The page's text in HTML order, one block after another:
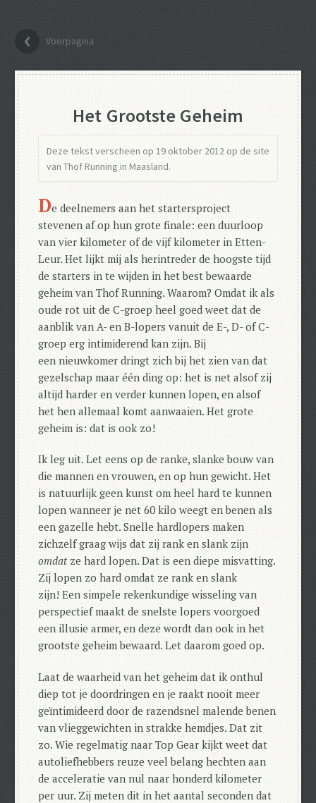
Voorpagina
Het Grootste Geheim
Deze tekst verscheen op 19 oktober 2012 op de site
van Thof Running in Maasland.
De deelnemers aan het startersproject
stevenen af op hun grote finale: een duurloop
van vier kilometer of de vijf kilometer in Etten-
Leur.Het lijkt mij als herintreder de hoogste tijd
de starters in te wijden in het best bewaarde
geheim van Thof Running.Waarom? Omdat ik als
oude rot uit de C-groep heel goed weet dat de
aanblik van A- en B-lopers vanuit de E-, D- of C-
groep erg intimiderend kan zijn. Bij
een nieuwkomer dringt zich bij het zien van dat
gezelschap maar één ding op: het is net alsof zij
altijd harder en verder kunnen lopen, en alsof
het hen allemaal komt aanwaaien.Het grote
geheim is: dat is ook zo!
Ik leg uit. Let eens op de ranke, slanke bouw van
die mannen en vrouwen, en op hun gewicht. Het
is natuurlijk geen kunst om heel hard te kunnen
lopen wanneer je net 60 kilo weegt en benen als
een gazelle hebt. Snelle hardlopers maken
zichzelf graag wijs dat zij rank en slank zijn
omdatze hard lopen. Dat is een diepe misvatting.
Zij lopen zo hard omdat ze rank en slank
zijn! Een simpele rekenkundige wisseling van
perspectief maakt de snelste lopers voorgoed
een illusie armer, en deze wordt dan ook in het
grootste geheim bewaard. Let daarom goed op.
Laat de waarheid van het geheim dat ik onthul
diep tot je doordringen en je raakt nooit meer
geïntimideerd door de razendsnel malende benen
van vlieggewichten in strakke hemdjes. Dat zit
zo. Wie regelmatig naar Top Gear kijkt weet dat
autoliefhebbers reuze veel belang hechten aan
de acceleratie van nul naar honderd kilometer
per uur. Zij meten dit in het aantal seconden dat